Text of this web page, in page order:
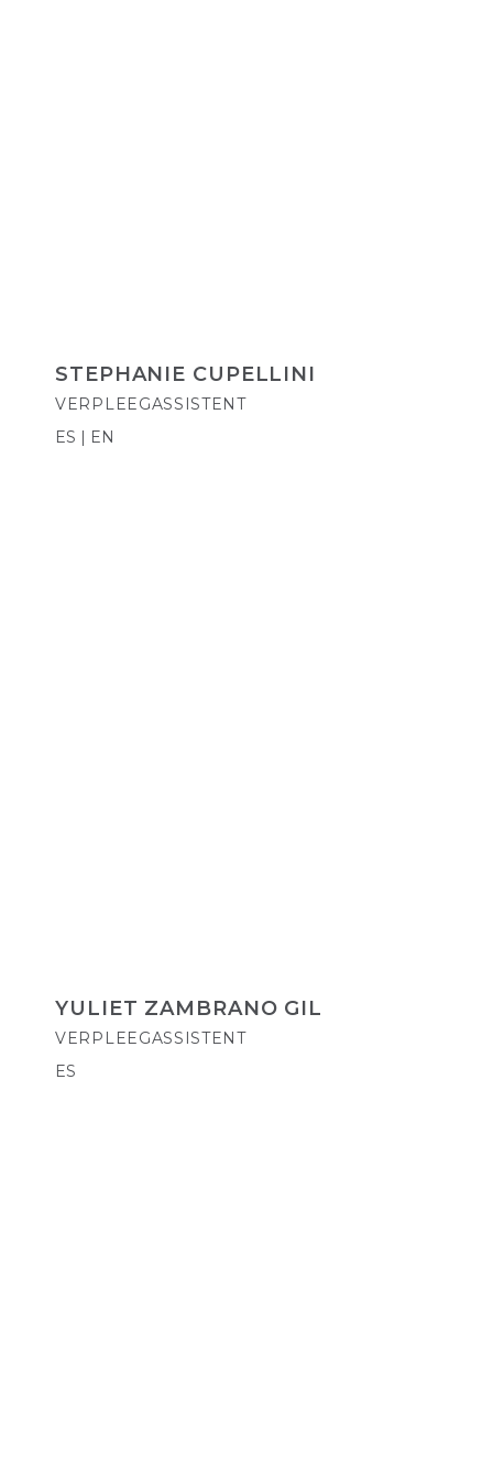
STEPHANIE CUPELLINI
VERPLEEGASSISTENT
ES | EN
YULIET ZAMBRANO GIL
VERPLEEGASSISTENT
ES